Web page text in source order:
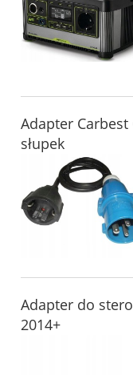
Adapter Carbest
słupek
Adapter do
2014+